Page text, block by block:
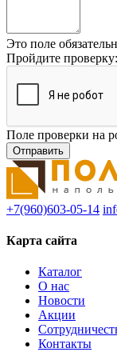
Это поле
Пройдите проверку:
Поле проверки на
+7(960)603-05-14
Карта сайта
Каталог
О нас
Новости
Акции
Контакты